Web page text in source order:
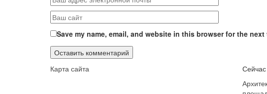
Save my name, email, and website in this browser for the next
Карта сайта